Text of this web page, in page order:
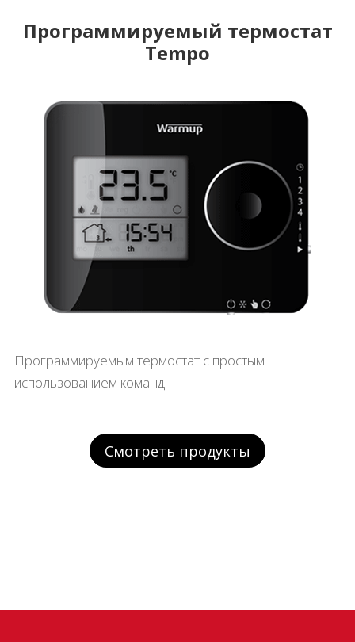
Программируемый термостат
Tempo
Программируемым термостат с простым
использованием команд.
Смотреть продукты